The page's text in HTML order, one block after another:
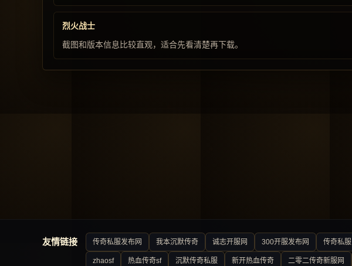
烈火战士
截图和版本信息比较直观，适合先看清楚再下载。
友情链接 传奇私服发布网 我本沉默传奇 诚志开服网 300开服发布网 传奇私服
zhaosf 热血传奇sf 沉默传奇私服 新开热血传奇 二零二传奇新服网